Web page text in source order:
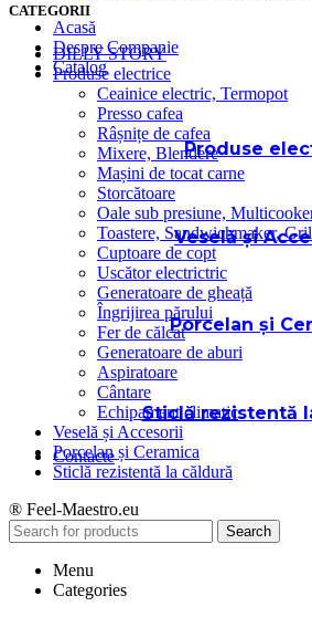
Acasă
Despre Companie
Catalog
Produse
Veselă și
Porcelan și
Sticlă rezistentă
Contacte
CATEGORII
DILLY STORY
Produse electrice
Ceainice electric, Termopot
Presso cafea
Râșnițe de cafea
Mixere, Blendere
Mașini de tocat carne
Storcătoare
Oale sub presiune,
Toastere, Sandwichmaker, Gril
Cuptoare de copt
Uscător electrictric
Generatoare de gheață
Îngrijirea părului
Fer de călcat
Generatoare de aburi
Aspiratoare
Cântare
Echipament climatic
Veselă și Accesorii
Porcelan și Ceramica
Sticlă rezistentă la căldură
® Feel-Maestro.eu
Search
Menu
Categories